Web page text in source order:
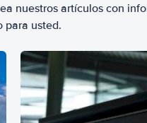
nuestros artículos con
para usted.